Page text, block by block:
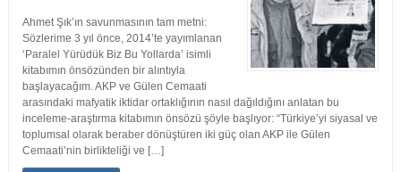
Ahmet Şık’ın savunmasının tam metni:
Sözlerime 3 yıl önce, 2014’te yayımlanan
‘Paralel Yürüdük Biz Bu Yollarda’ isimli
kitabımın önsözünden bir alıntıyla
başlayacağım. AKP ve Gülen Cemaati
arasındaki mafyatik iktidar ortaklığının nasıl dağıldığını anlatan bu
inceleme-araştırma kitabımın önsözü şöyle başlıyor: “Türkiye’yi siyasal ve
toplumsal olarak beraber dönüştüren iki güç olan AKP ile Gülen
Cemaati’nin birlikteliği ve […]